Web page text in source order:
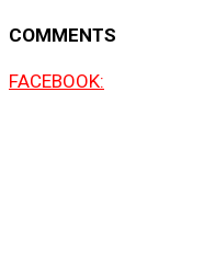
COMMENTS
FACEBOOK: